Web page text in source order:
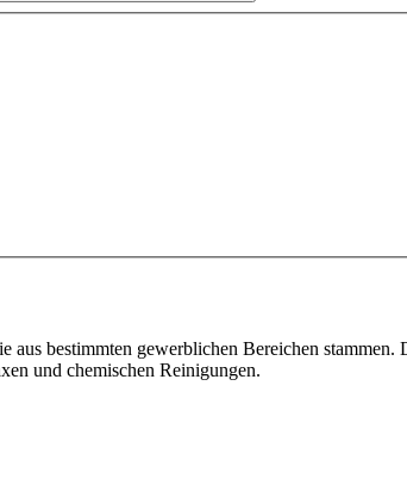
bestimmten gewerblichen Bereichen
und chemischen Reinigungen.